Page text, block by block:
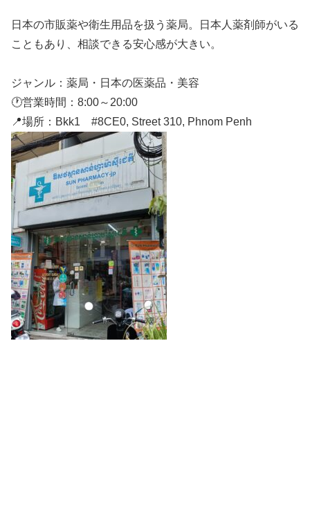
日本の市販薬や衛生用品を扱う薬局。日本人薬剤師がいる
こともあり、相談できる安心感が大きい。
ジャンル：薬局・日本の医薬品・美容
🕐営業時間：8:00～20:00
📍場所：Bkk1 #8CE0, Street 310, Phnom Penh